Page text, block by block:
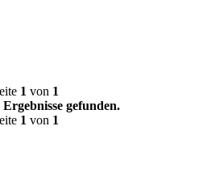
1 von 1
gefunden.
1 von 1